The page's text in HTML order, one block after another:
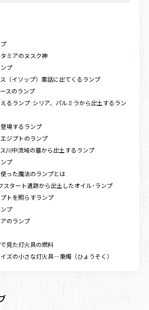
ミアのヌスク神
プ
（イソップ）寓話に出てくるランプ
スのランプ
るランプ: シリア、パルミラから出土するラン
場するランプ
ジプトのランプ
川中流域の墓から出土するランプ
プ
った魔法のランプとは
タート遺跡から出土したオイル･ランプ
トを照らすランプ
プ
のランプ
見た灯火具の燃料
ズの小さな灯火具―秉燭（ひょうそく）